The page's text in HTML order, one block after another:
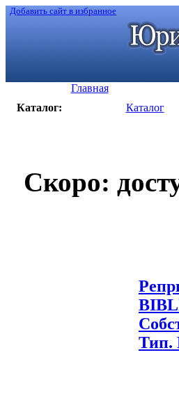
Добавить сайт в избранное
Главная
Каталог:
Каталог
Скоро:
Тип.